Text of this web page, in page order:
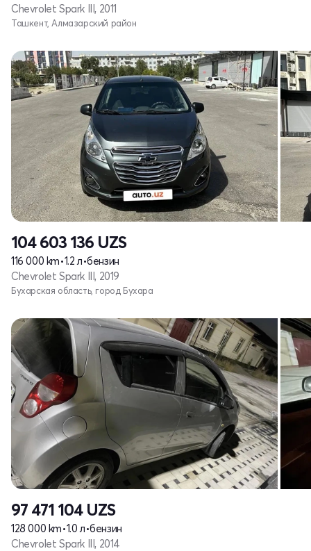
Chevrolet Spark III, 2011
Ташкент, Алмазарский район
104 603 136 UZS
116 000 km•1.2 л•бензин
Chevrolet Spark III, 2019
Бухарская область, город Бухара
97 471 104 UZS
128 000 km•1.0 л•бензин
Chevrolet Spark III, 2014